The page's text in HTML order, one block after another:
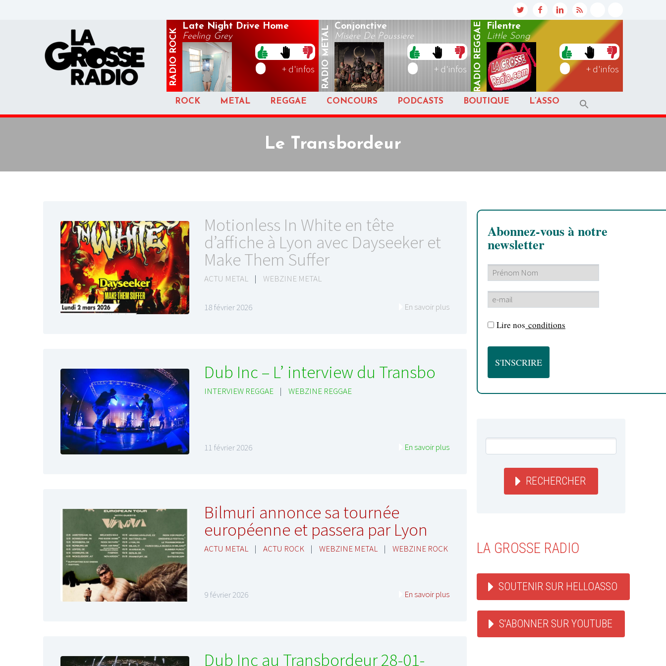
RADIO
ROCK
Late Night Drive Home
Feeling Grey
+ d'infos RADIO
METAL Conjonctive
Misere De Poussiere
+ d'infos RADIO
REGGAE
Filentre
Little Song
+ d'infos
ROCK METAL REGGAE CONCOURS PODCASTS BOUTIQUE L’ASSO
Le Transbordeur
Motionless In White en tête
d’affiche à Lyon avec Dayseeker et
Make Them Suffer
ACTU METAL | WEBZINE METAL
18 février 2026 En savoir plus
Dub Inc – L’ interview du Transbo
INTERVIEW REGGAE | WEBZINE REGGAE
11 février 2026 En savoir plus
Bilmuri annonce sa tournée
européenne et passera par Lyon
ACTU METAL | ACTU ROCK | WEBZINE METAL | WEBZINE ROCK
9 février 2026 En savoir plus
Dub Inc au Transbordeur 28-01-
Abonnez-vous à notre
newsletter
Lire nos conditions
RECHERCHER
LA GROSSE RADIO
SOUTENIR SUR HELLOASSO
S'ABONNER SUR YOUTUBE